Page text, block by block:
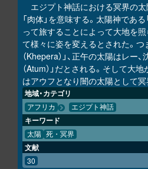
エジプト神話における冥界の太
「肉体」を意味する。太陽神である
って旅することによって大地を
て様々に姿を変えるとされた。つ
（Khepera）」、正午の太陽はレー
（Atum）」だとされる。そして大
はアウフとなり闇の太陽として
地域・カテゴリ
アフリカ エジプト神話
キーワード
太陽 死・冥界
文献
30